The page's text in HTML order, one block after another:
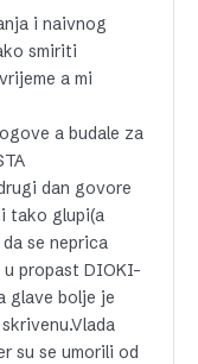
i naivnog
smiriti
a mi
a budale za
dan govore
tako glupi(a
se neprica
u propast DIOKI-
glave bolje je
su se umorili od